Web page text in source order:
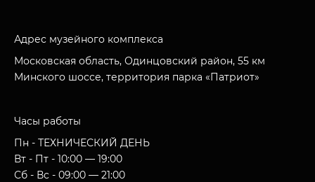
Адрес музейного комплекса
Московская область, Одинцовский район, 55 км
Минского шоссе, территория парка «Патриот»
Часы работы
Пн - ТЕХНИЧЕСКИЙ ДЕНЬ
Вт - Пт - 10:00 — 19:00
Сб - Вс - 09:00 — 21:00